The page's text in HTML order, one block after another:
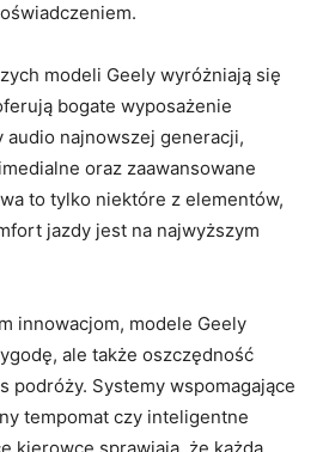
modeli Geely wyróżniają się
bogate wyposażenie
audio najnowszej generacji,
oraz zaawansowane
to tylko niektóre z elementów,
jazdy jest⁣ na najwyższym
innowacjom, modele Geely⁢
ale​ także​ oszczędność
podróży. Systemy wspomagające
tempomat czy inteligentne